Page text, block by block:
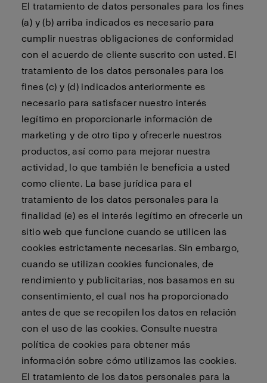
El tratamiento de datos personales para los fines
(a) y (b) arriba indicados es necesario para
cumplir nuestras obligaciones de conformidad
con el acuerdo de cliente suscrito con usted. El
tratamiento de los datos personales para los
fines (c) y (d) indicados anteriormente es
necesario para satisfacer nuestro interés
legítimo en proporcionarle información de
marketing y de otro tipo y ofrecerle nuestros
productos, así como para mejorar nuestra
actividad, lo que también le beneficia a usted
como cliente. La base jurídica para el
tratamiento de los datos personales para la
finalidad (e) es el interés legítimo en ofrecerle un
sitio web que funcione cuando se utilicen las
cookies estrictamente necesarias. Sin embargo,
cuando se utilizan cookies funcionales, de
rendimiento y publicitarias, nos basamos en su
consentimiento, el cual nos ha proporcionado
antes de que se recopilen los datos en relación
con el uso de las cookies. Consulte nuestra
política de cookies para obtener más
información sobre cómo utilizamos las cookies.
El tratamiento de los datos personales para la